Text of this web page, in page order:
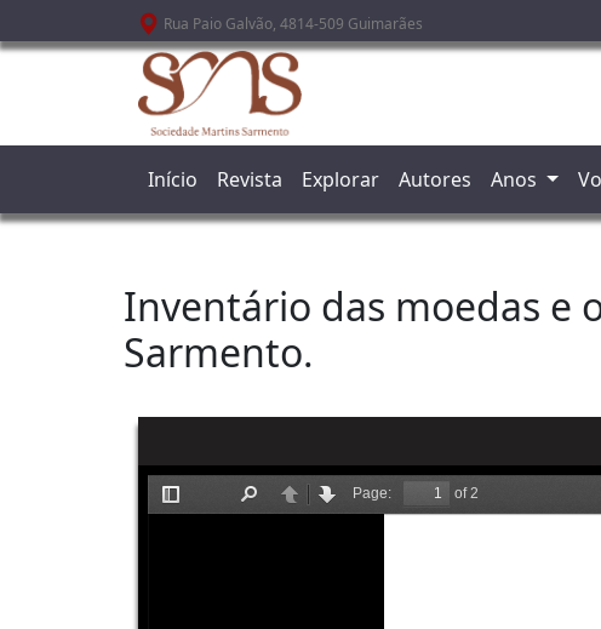
Passar para o conteúdo principal
Rua Paio Galvão, 4814-509 Guimarães
Início Revista Explorar Autores Anos
Inventário das moedas e
Sarmento.